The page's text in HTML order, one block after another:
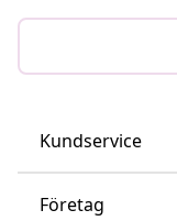
Kundservice
Företag